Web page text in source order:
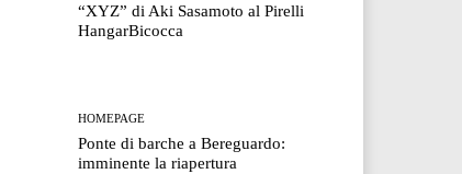
“XYZ” di Aki Sasamoto al Pirelli
HangarBicocca
HOMEPAGE
Ponte di barche a Bereguardo:
imminente la riapertura